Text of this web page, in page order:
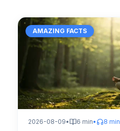
AMAZING FACTS
2026-08-09• 6 min• 8 min